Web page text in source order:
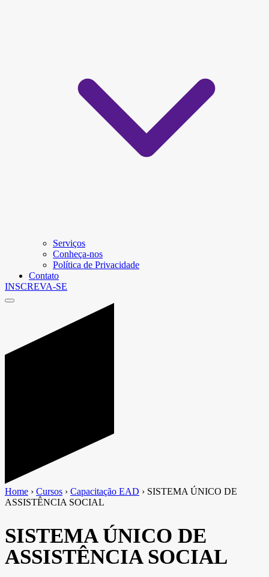
Serviços
Conheça-nos
Política de Privacidade
Contato
INSCREVA-SE
Home › Cursos › Capacitação EAD › SISTEMA ÚNICO DE
ASSISTÊNCIA SOCIAL
SISTEMA ÚNICO DE
ASSISTÊNCIA SOCIAL